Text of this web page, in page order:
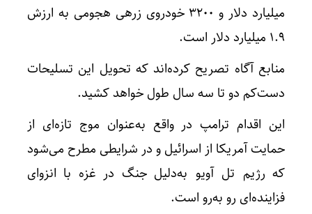
میلیارد دلار و ۳۲۰۰ خودروی زرهی هجومی به ارزش
۱.۹ میلیارد دلار است.
منابع آگاه تصریح کرده‌اند که تحویل این تسلیحات
دست‌کم دو تا سه سال طول خواهد کشید.
این اقدام ترامپ در واقع به‌عنوان موج تازه‌ای از
حمایت آمریکا از اسرائیل و در شرایطی مطرح می‌شود
که رژیم تل آویو به‌دلیل جنگ در غزه با انزوای
فزاینده‌ای رو به‌رو است.